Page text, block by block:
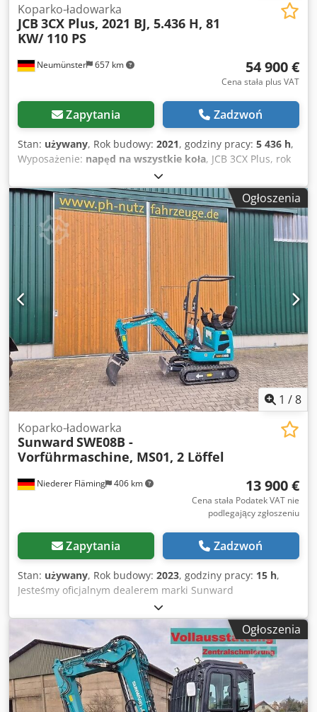
Neumünster 657 km
Koparko-ładowarka
JCB 3CX Plus, 2021 BJ, 5.436 H, 81
KW/ 110 PS
54 900 €
Cena stała plus VAT
Zapytania Zadzwoń
Stan: używany, Rok budowy: 2021, godziny pracy: 5 436 h,
Wyposażenie: napęd na wszystkie koła, JCB 3CX Plus, rok
produkcji 2021, z zaledwie 5436 godzinami pracy, 81
kW/110 KM!! ----* Producent: JCB * Model: 3CX Plus * Rok
produkcji: 2021 * Odczytane godziny pracy: ok. 5436 *
Ostatni przegląd przy ok. 5340 godzinach pracy! * Moc: 81
kW / 110 KM * Teleskopowy wysięgnik z 1 łyżką *
Hydrauliczny system szybkiej wymiany osprzętu * W
zestawie składana łyżka * W zestawie widły do palet *
Wyposażony w układ hydrauliczny * Dobry stan! *
Dostępna deklaracja zgodności CE * Dostępne zezwolenie
na poruszanie się po drogach * Dostępna historia
serwisowa * Dostępne dodatkowe zdjęcia na życzenie! *
Dostępne wideo na życzenie! * Cena: 54 900 euro netto +
19% VAT. Dedpfx Aezkfzrjicsck ----W razie dodatkowych
pytań prosimy o kontakt telefoniczny: Erik Kortum: Whats
App ?Wszystkie dane bez gwarancji i odpowiedzialności,
zastrzegamy sobie prawo do błędów i wcześniejszej
sprzedaży. ?
Ogłoszenia
1 /8
Niederer Fläming 406 km
Koparko-ładowarka
Sunward SWE08B -
Vorführmaschine, MS01, 2 Löffel
13 900 €
Cena stała Podatek VAT nie
podlegający zgłoszeniu
Zapytania Zadzwoń
Stan: używany, Rok budowy: 2023, godziny pracy: 15 h,
Jesteśmy oficjalnym dealerem marki Sunward
odpowiedzialnym za następujące regiony: Berlin,
Brandenburgia i wschodnia Saksonia. Sunward SWE08B
Rok produkcji: 2023 Ok. 15 godzin – maszyna pokazowa
Masa robocza: 980 kg Regulowany podwozie: od 750 mm
do 1000 mm Reflektory robocze LED 2 prędkości jazdy
Dsdpfxeyq A N Uj Aiceck W zestawie szybkozłącze MS01,
łyżka podsiębierna 25 cm i łyżka podsiębierna 60 cm
Możliwość obejrzenia maszyny w dowolnym terminie po
Ogłoszenia